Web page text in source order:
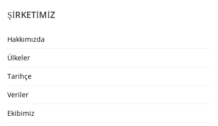
ŞIRKETIMIZ
Hakkımızda
Ülkeler
Tarihçe
Veriler
Ekibimiz